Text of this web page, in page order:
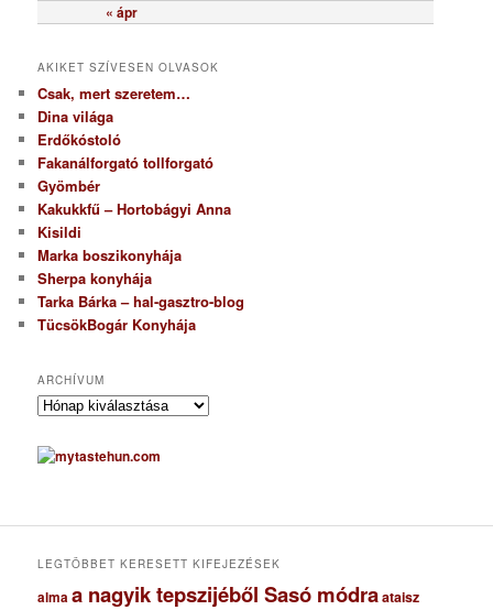
« ápr
AKIKET SZÍVESEN OLVASOK
Csak, mert szeretem…
Dina világa
Erdőkóstoló
Fakanálforgató tollforgató
Gyömbér
Kakukkfű – Hortobágyi Anna
Kisildi
Marka boszikonyhája
Sherpa konyhája
Tarka Bárka – hal-gasztro-blog
TücsökBogár Konyhája
ARCHÍVUM
A
c
h
u
LEGTÖBBET KERESETT KIFEJEZÉSEK
almaa nagyik tepszijéből Sasó módraataisz